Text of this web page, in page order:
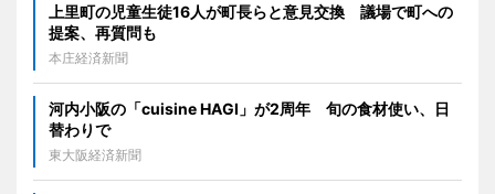
上里町の児童生徒16人が町長らと意見交換 議場で町への
提案、再質問も
本庄経済新聞
河内小阪の「cuisine HAGI」が2周年 旬の食材使い、日
替わりで
東大阪経済新聞